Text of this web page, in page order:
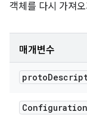
객체를 다시 가져
매개변수
proto
Configuration